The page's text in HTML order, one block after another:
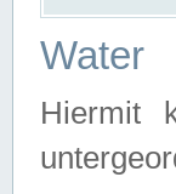
Water
Hiermit